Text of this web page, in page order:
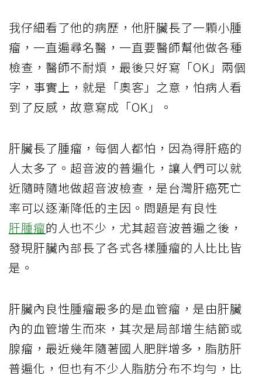
我仔細看了他的病歷，他肝臟長了一顆小腫
瘤，一直遍尋名醫，一直要醫師幫他做各種
檢查，醫師不耐煩，最後只好寫「OK」兩個
字，事實上，就是「奧客」之意，怕病人看
到了反感，故意寫成「OK」。
肝臟長了腫瘤，每個人都怕，因為得肝癌的
人太多了。超音波的普遍化，讓人們可以就
近隨時隨地做超音波檢查，是台灣肝癌死亡
率可以逐漸降低的主因。問題是有良性
肝腫瘤的人也不少，尤其超音波普遍之後，
發現肝臟內部長了各式各樣腫瘤的人比比皆
是。
肝臟內良性腫瘤最多的是血管瘤，是由肝臟
內的血管增生而來，其次是局部增生結節或
腺瘤，最近幾年隨著國人肥胖增多，脂肪肝
普遍化，但也有不少人脂肪分布不均勻，比